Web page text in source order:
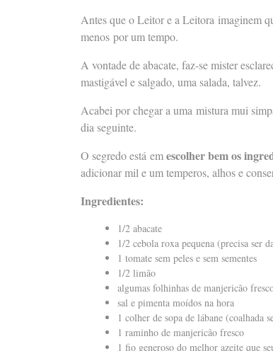
Antes que o Leitor e a Leitora imaginem
menos por um tempo.
A vontade de abacate, faz-se mister
mastigável e salgado, uma salada, talvez.
Acabei por chegar a uma mistura mui
dia seguinte.
O segredo está emescolher bem os
adicionar mil e um temperos, alhos e
Ingredientes:
1/2 abacate
1/2 cebola roxa pequena (precisa ser
1 tomate sem peles e sem sementes
1/2 limão
algumas folhinhas de manjericão
sal e pimenta moídos na hora
1 colher de sopa de lábane (coalhada
1 raminho de manjericão fresco
1 fio generoso do melhor azeite que